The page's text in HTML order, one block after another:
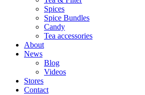
Spices
Spice Bundles
Candy
Tea accessories
About
News
Blog
Videos
Stores
Contact